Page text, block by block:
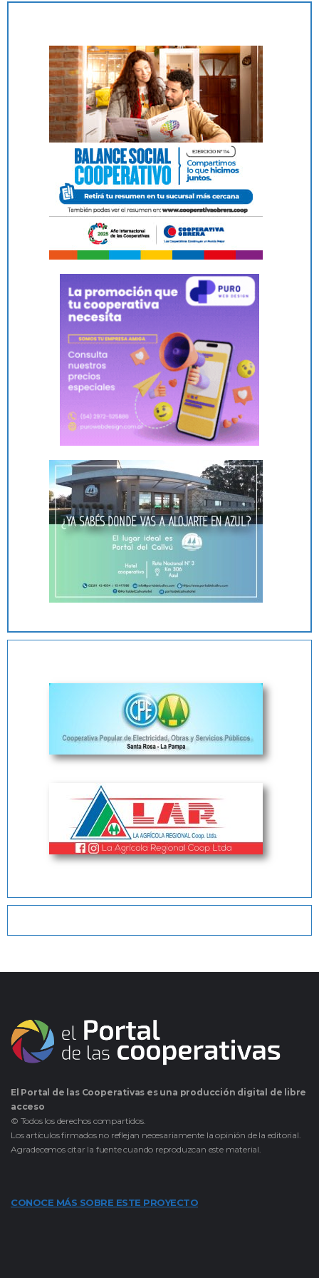
El Portal de las Cooperativas es una producción digital de libre
acceso
© Todos los derechos compartidos.
Los artículos firmados no reflejan necesariamente la opinión de la editorial.
Agradecemos citar la fuente cuando reproduzcan este material.
CONOCE MÁS SOBRE ESTE PROYECTO